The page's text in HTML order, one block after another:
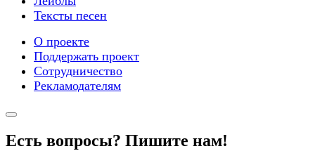
Тексты песен
О проекте
Поддержать проект
Сотрудничество
Рекламодателям
Есть вопросы? Пишите нам!